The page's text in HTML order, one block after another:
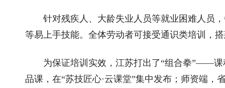
针对残疾人、大龄失业人员等就业困难人员
等易上手技能。全体劳动者可接受通识类培训，
为保证培训实效，江苏打出了“组合拳”——课
品课，在“苏技匠心·云课堂”集中发布；师资端